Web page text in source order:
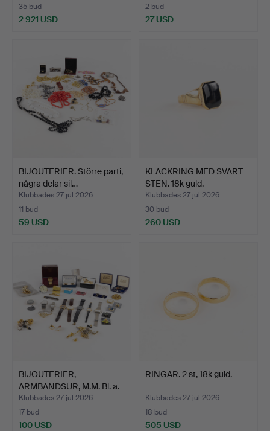
35 bud
2 921 USD
2 bud
27 USD
BIJOUTERIER. Större parti,
några delar sil…
Klubbades 27 jul 2026
11 bud
59 USD
KLACKRING MED SVART
STEN. 18k guld.
Klubbades 27 jul 2026
30 bud
260 USD
BIJOUTERIER,
ARMBANDSUR, M.M. Bl. a.
Seiko…
Klubbades 27 jul 2026
17 bud
100 USD
RINGAR. 2 st, 18k guld.
Klubbades 27 jul 2026
18 bud
505 USD